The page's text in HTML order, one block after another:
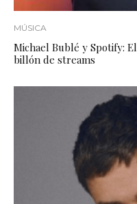
MÚSICA
Michael Bublé y Spotify:
billón de streams